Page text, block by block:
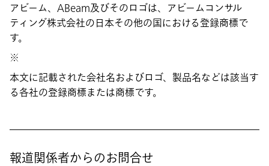
アビーム、ABeam及びそのロゴは、アビームコンサル
ティング株式会社の日本その他の国における登録商標で
す。
※
本文に記載された会社名およびロゴ、製品名などは該当す
る各社の登録商標または商標です。
報道関係者からのお問合せ